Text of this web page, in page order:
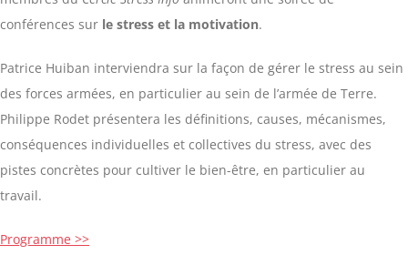
conférences sur le stress et la motivation.
Patrice Huiban interviendra sur la façon de gérer le stress au sein
des forces armées, en particulier au sein de l’armée de Terre.
Philippe Rodet présentera les définitions, causes, mécanismes,
conséquences individuelles et collectives du stress, avec des
pistes concrètes pour cultiver le bien-être, en particulier au
travail.
Programme >>